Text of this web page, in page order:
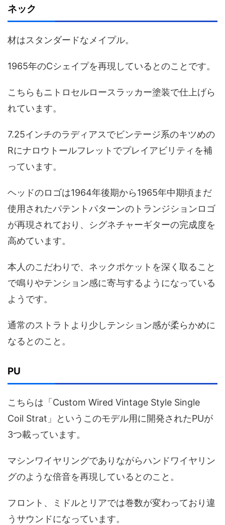
ネック
材はスタンダードなメイプル。
1965年のCシェイプを再現しているとのことです。
こちらもニトロセルロースラッカー塗装で仕上げら
れています。
7.25インチのラディアスでビンテージ系のキツめの
Rにナロウトールフレットでプレイアビリティを補
っています。
ヘッドのロゴは1964年後期から1965年中期頃まだ
使用されたパテントパターンのトランジションロゴ
が再現されており、シグネチャーギターの完成度を
高めています。
本人のこだわりで、ネックポケットを深く取ること
で鳴りやテンション感に寄与するようになっている
ようです。
通常のストラトより少しテンション感が柔らかめに
なるとのこと。
PU
こちらは「Custom Wired Vintage Style Single
Coil Strat」というこのモデル用に開発されたPUが
3つ載っています。
マシンワイヤリングでありながらハンドワイヤリン
グのような倍音を再現しているとのこと。
フロント、ミドルとリアでは巻数が変わっており違
うサウンドになっています。